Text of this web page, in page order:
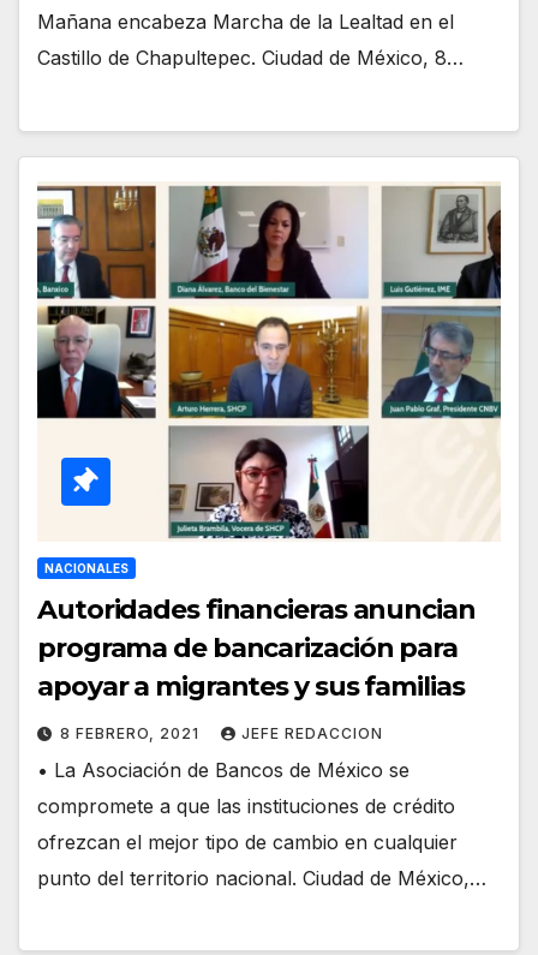
Mañana encabeza Marcha de la Lealtad en el
Castillo de Chapultepec. Ciudad de México, 8…
NACIONALES
Autoridades financieras anuncian
programa de bancarización para
apoyar a migrantes y sus familias
8 FEBRERO, 2021 JEFE REDACCION
• La Asociación de Bancos de México se
compromete a que las instituciones de crédito
ofrezcan el mejor tipo de cambio en cualquier
punto del territorio nacional. Ciudad de México,…